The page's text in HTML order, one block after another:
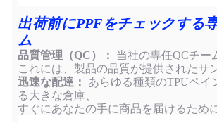
出荷前にPPFをチェックする
ム
品質管理（QC）：
当社の専任QCチー
これには、製品の品質が提供されたサ
迅速な配達：
あらゆる種類のTPUペイ
る大きな倉庫、
すぐにあなたの手に商品を届けるため